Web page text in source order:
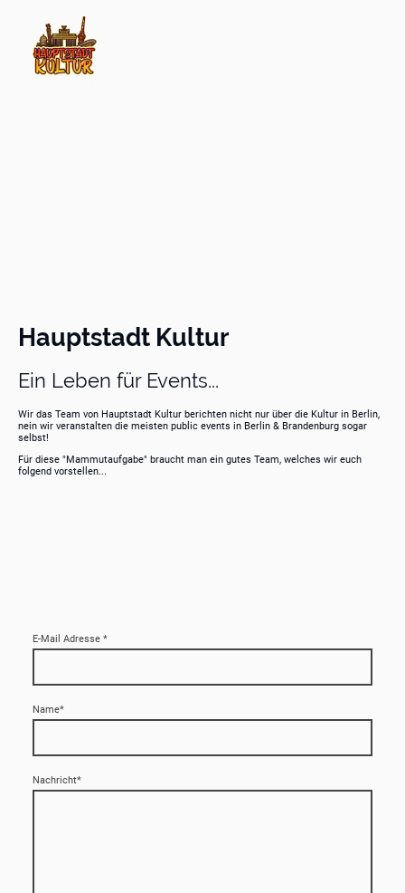
Hauptstadt Kultur
Ein Leben für Events...
Wir das Team von Hauptstadt Kultur berichten nicht nur über die Kultur in Berlin,
nein wir veranstalten die meisten public events in Berlin & Brandenburg sogar
selbst!
Für diese "Mammutaufgabe" braucht man ein gutes Team, welches wir euch
folgend vorstellen...
E-Mail Adresse *
Name*
Nachricht*